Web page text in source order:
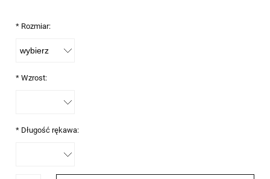
* Rozmiar:
* Wzrost:
* Długość rękawa: